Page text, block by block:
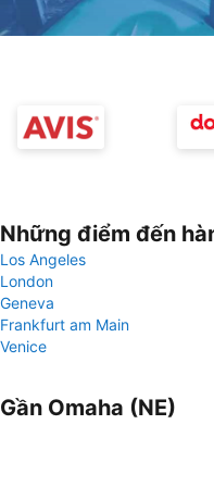
Những điểm đến
Los Angeles
London
Geneva
Frankfurt am Main
Venice
Gần Omaha